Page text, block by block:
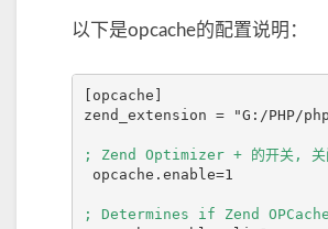
以下是opcache的配置说明：
[opcache]
zend_extension = "G:/PHP/
; Zend Optimizer + 的开关, 关
opcache.enable=1
; Determines if Zend